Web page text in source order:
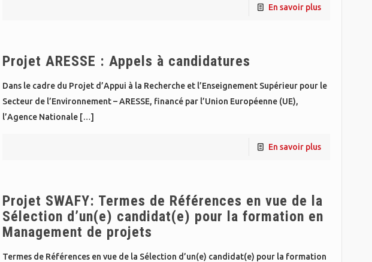
En savoir plus
Projet ARESSE : Appels à candidatures
Dans le cadre du Projet d’Appui à la Recherche et l’Enseignement Supérieur pour le
Secteur de l’Environnement – ARESSE, financé par l’Union Européenne (UE),
l’Agence Nationale[…]
En savoir plus
Projet SWAFY: Termes de Références en vue de la
Sélection d’un(e) candidat(e) pour la formation en
Management de projets
Termes de Références en vue de la Sélection d’un(e) candidat(e) pour la formation